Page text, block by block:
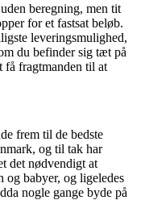
beregning, men tit
for et fastsat beløb.
leveringsmulighed,
du befinder sig tæt på
fragtmanden til at
frem til de bedste
og til tak har
det nødvendigt at
og babyer, og ligeledes
nogle gange byde på